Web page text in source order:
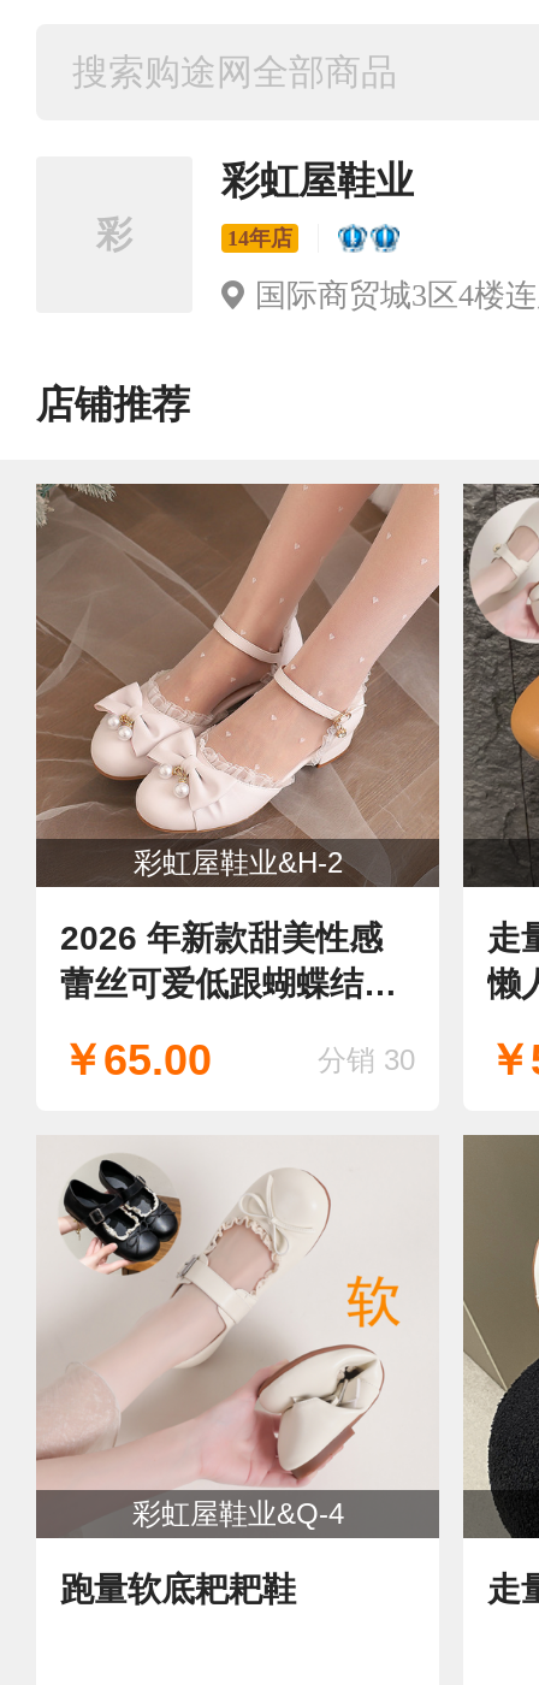
彩
彩虹屋鞋业
14年店
国际商贸城3区4楼
店铺推荐
彩虹屋鞋业&H-2
2026 年新款甜美性感
蕾丝可爱低跟蝴蝶结珍
￥65.00 分销 30
走
懒
彩虹屋鞋业&Q-4
跑量软底耙耙鞋 走